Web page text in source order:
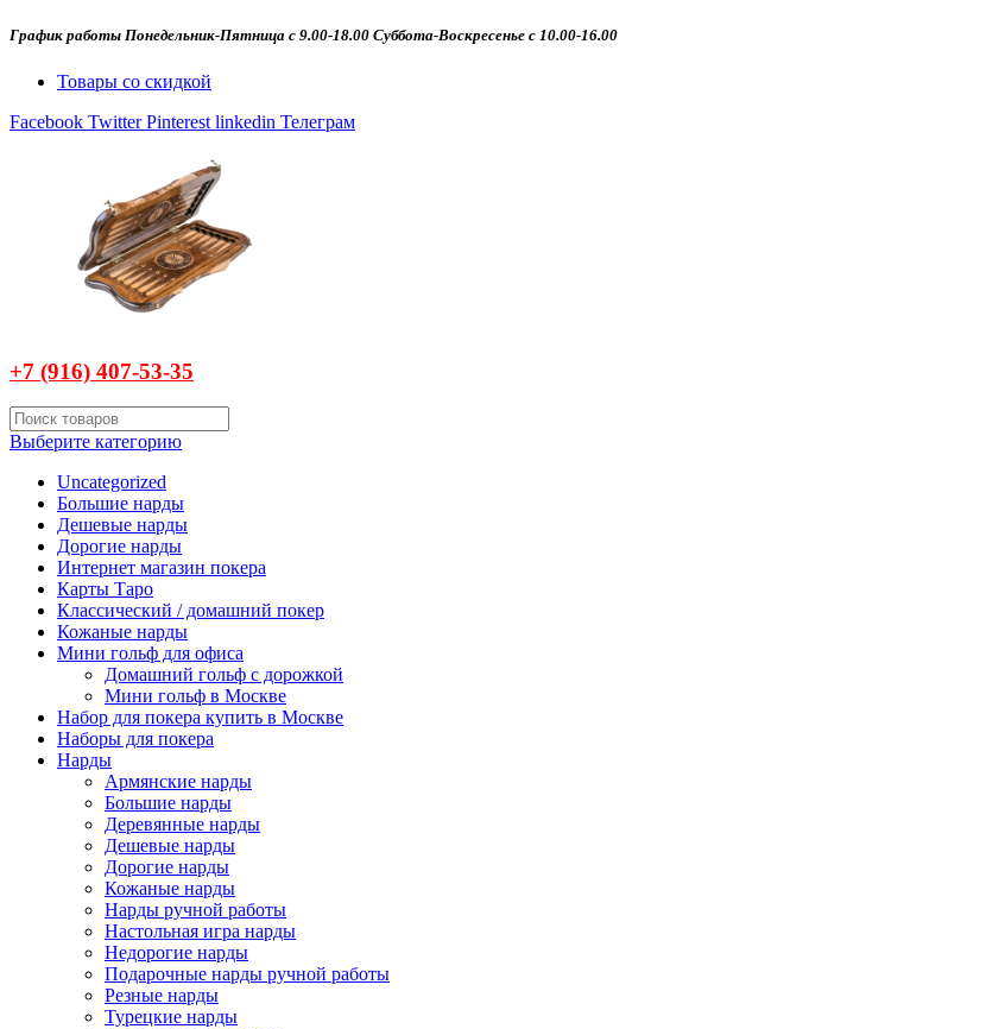
График работы Понедельник-Пятница с 9.00-18.00 Суббота-Воскресенье с 10.00-16.00
Товары со скидкой
Facebook Twitter Pinterest linkedin Телеграм
+7 (916) 407-53-35
Выберите категорию
Uncategorized
Большие нарды
Дешевые нарды
Дорогие нарды
Интернет магазин покера
Карты Таро
Классический / домашний покер
Кожаные нарды
Мини гольф для офиса
Домашний гольф с дорожкой
Мини гольф в Москве
Набор для покера купить в Москве
Наборы для покера
Нарды
Армянские нарды
Большие нарды
Деревянные нарды
Дешевые нарды
Дорогие нарды
Кожаные нарды
Нарды ручной работы
Настольная игра нарды
Недорогие нарды
Подарочные нарды ручной работы
Резные нарды
Турецкие нарды